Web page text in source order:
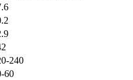
240
60